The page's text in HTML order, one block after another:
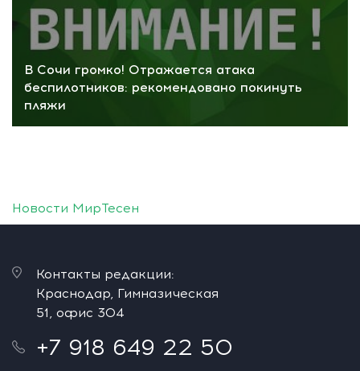
В Сочи громко! Отражается атака
беспилотников: рекомендовано покинуть
пляжи
Новости МирТесен
Контакты редакции:
Краснодар, Гимназическая
51, офис 304
+7 918 649 22 50